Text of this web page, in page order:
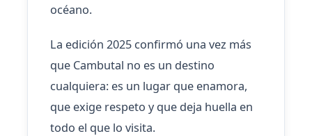
océano.
La edición 2025 confirmó una vez más
que Cambutal no es un destino
cualquiera: es un lugar que enamora,
que exige respeto y que deja huella en
todo el que lo visita.